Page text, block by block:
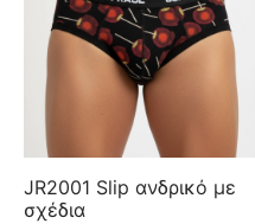
JR2001 Slip ανδρικό με
σχέδια